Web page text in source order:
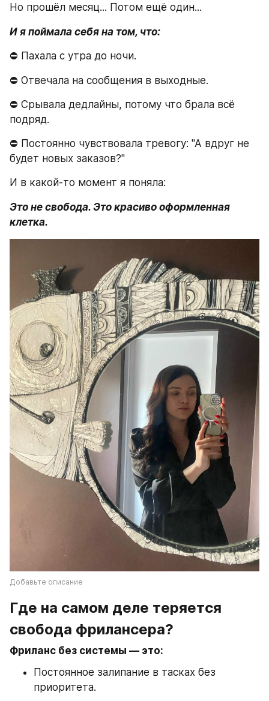
Но прошёл месяц... Потом ещё один...
И я поймала себя на том, что:
⛔ Пахала с утра до ночи.
⛔ Отвечала на сообщения в выходные.
⛔ Срывала дедлайны, потому что брала всё
подряд.
⛔ Постоянно чувствовала тревогу: "А вдруг не
будет новых заказов?"
И в какой-то момент я поняла:
Это не свобода. Это красиво оформленная
клетка.
Добавьте описание
Где на самом деле теряется
свобода фрилансера?
Фриланс без системы — это:
Постоянное залипание в тасках без
приоритета.